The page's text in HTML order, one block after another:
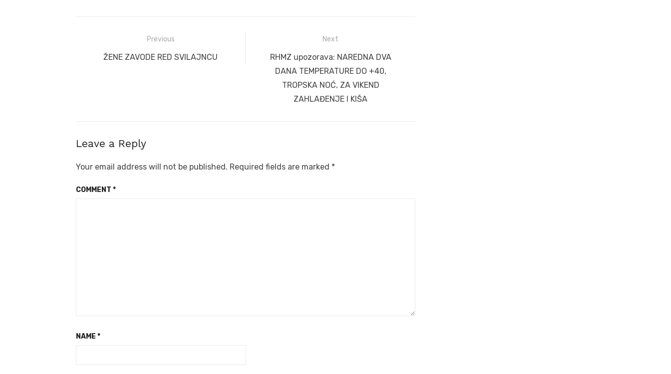
navigation
Previous
Previous
ŽENE ZAVODE RED SVILAJNCU
Next
Next
post:
RHMZ upozorava: NAREDNA DVA
DANA TEMPERATURE DO +40,
TROPSKA NOĆ, ZA VIKEND
ZAHLAĐENJE I KIŠA
Leave a Reply
Your email address will not be published. Required fields are marked *
COMMENT *
NAME *